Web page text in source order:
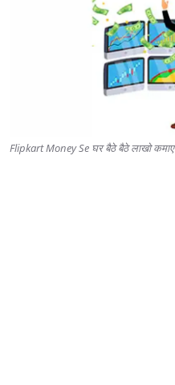
Flipkart Money Se घर बैठे बैठे लाखो कमाए